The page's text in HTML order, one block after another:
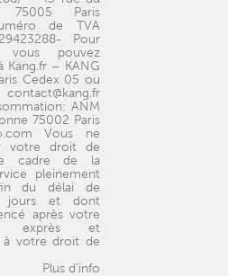
75005 Paris
de TVA
Pour
vous pouvez
Kang.fr – KANG
Cedex 05 ou
ANM
75002 Paris
Vous ne
votre droit de
cadre de la
pleinement
du délai de
jours et dont
après votre
exprès et
à votre droit de
Plus d'info